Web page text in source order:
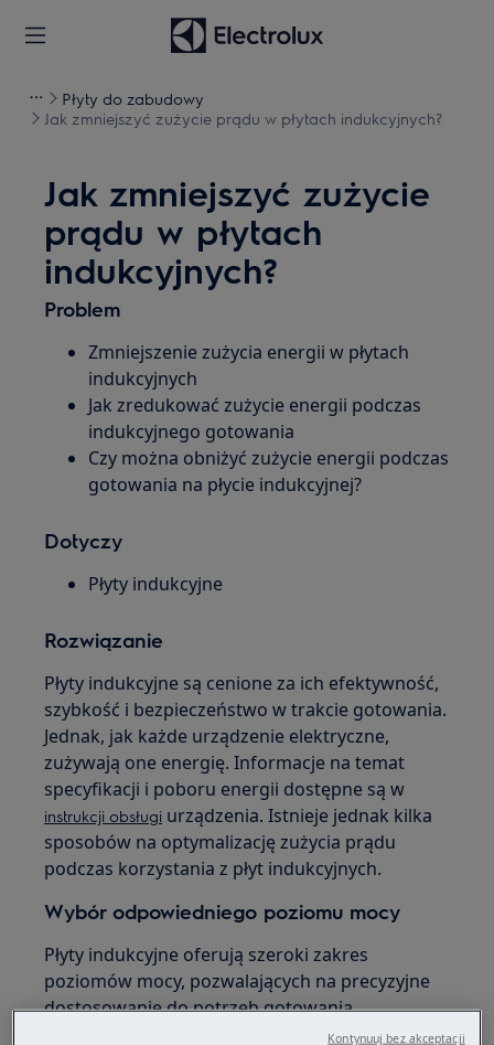
Płyty do zabudowy
Jak zmniejszyć zużycie prądu w płytach indukcyjnych?
Jak zmniejszyć zużycie
prądu w płytach
indukcyjnych?
Problem
Zmniejszenie zużycia energii w płytach
indukcyjnych
Jak zredukować zużycie energii podczas
indukcyjnego gotowania
Czy można obniżyć zużycie energii podczas
gotowania na płycie indukcyjnej?
Dotyczy
Płyty indukcyjne
Rozwiązanie
Płyty indukcyjne są cenione za ich efektywność,
szybkość i bezpieczeństwo w trakcie gotowania.
Jednak, jak każde urządzenie elektryczne,
zużywają one energię. Informacje na temat
specyfikacji i poboru energii dostępne są w
instrukcji obsługi urządzenia. Istnieje jednak kilka
sposobów na optymalizację zużycia prądu
podczas korzystania z płyt indukcyjnych.
Wybór odpowiedniego poziomu mocy
Płyty indukcyjne oferują szeroki zakres
poziomów mocy, pozwalających na precyzyjne
dostosowanie do potrzeb gotowania.
Wykorzystanie niższych ustawień mocy doKontynuuj bez akceptacji